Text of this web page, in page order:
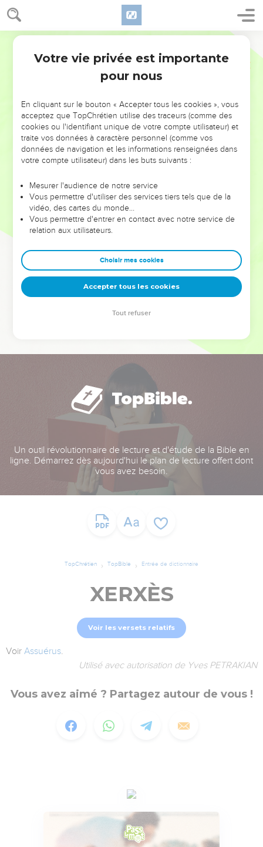
NE MANQUEZ PAS L’ÉVÉNEMENT
DE L’ANNÉE !
ET SI LEURS ERREURS POUVAIENT VOUS ÉVITER LES
VOTRES ?
leur foi ou leur vision. Mais on voit moins les doutes, les erreurs
et les saisons difficiles qu'ils ont traversés, alors même que ce
sont elles qui les ont façonnés.
Dans cette conférence, leaders, entrepreneurs, et responsables
clés pour avancer avec plus de sagesse afin que leurs erreurs
deviennent vos tremplins. Que vous guidiez un ministère, une
équipe, un groupe ou une famille, leur expérience est faite
pour vous.
Un outil révolutionnaire de lecture et d'étude de la Bible en
ligne. Démarrez dès aujourd'hui le plan de lecture offert dont
vous avez besoin.
TopChrétien TopBible Entrée de dictionnaire
XERXÈS
Voir les versets relatifs
Voir Assuérus.
Utilisé avec autorisation de Yves PETRAKIAN
Vous avez aimé ? Partagez autour de vous !
Votre vie privée est importante
pour nous
En cliquant sur le bouton « Accepter tous les cookies », vous
acceptez que TopChrétien utilise des traceurs (comme des
cookies ou l'identifiant unique de votre compte utilisateur) et
traite vos données à caractère personnel (comme vos
données de navigation et les informations renseignées dans
votre compte utilisateur) dans les buts suivants :
Mesurer l'audience de notre service
Vous permettre d'utiliser des services tiers tels que de la
vidéo, des cartes du monde…
Vous permettre d'entrer en contact avec notre service de
relation aux utilisateurs.
Choisir mes cookies
Accepter tous les cookies
Tout refuser